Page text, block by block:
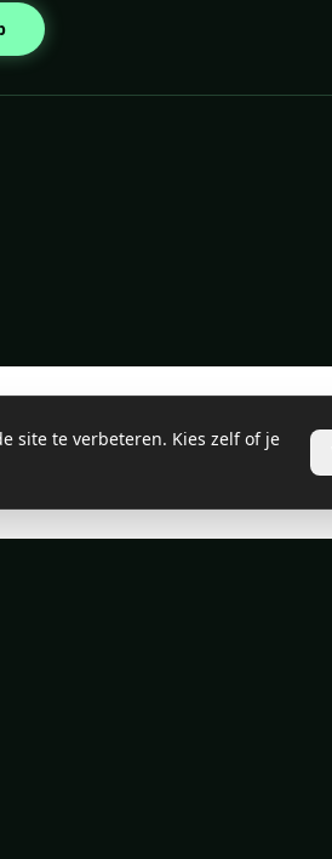
site te verbeteren. Kies zelf of je